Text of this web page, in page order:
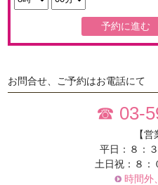
お問合せ、ご予約はお電話にて
☎ 03-
【営
平日：８：
土日祝：８：
時間外